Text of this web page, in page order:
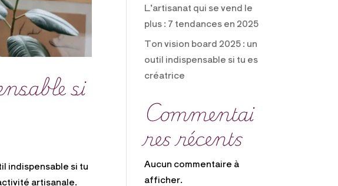
si
indispensable si tu
artisanale.
L’artisanat qui se vend le
plus : 7 tendances en 2025
Ton vision board 2025 : un
outil indispensable si tu es
créatrice
Commentai
res récents
Aucun commentaire à
afficher.